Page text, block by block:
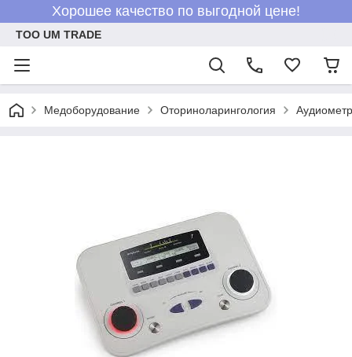
Хорошее качество по выгодной цене!
ТОО UM TRADE
Медоборудование Оториноларингология